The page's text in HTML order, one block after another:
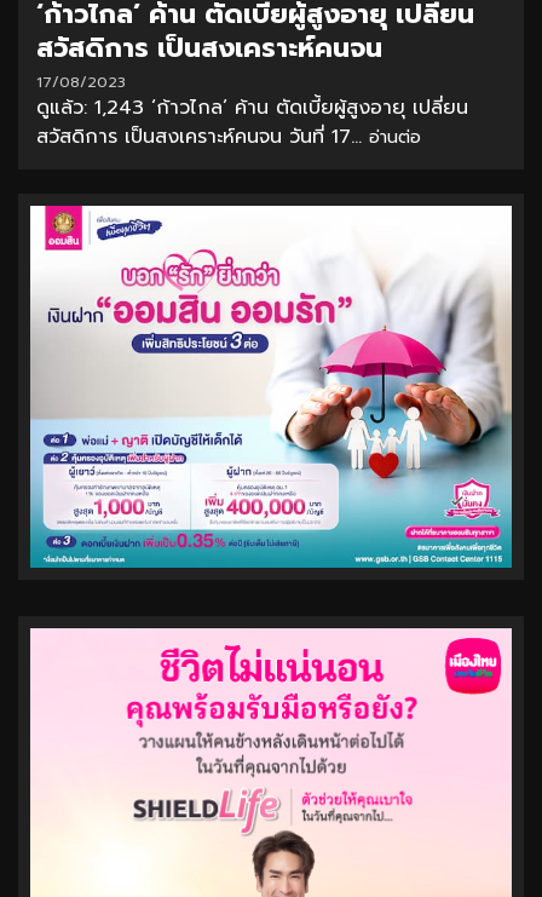
‘ก้าวไกล’ ค้าน ตัดเบี้ยผู้สูงอายุ เปลี่ยน
สวัสดิการ เป็นสงเคราะห์คนจน
17/08/2023
ดูแล้ว: 1,243 ‘ก้าวไกล’ ค้าน ตัดเบี้ยผู้สูงอายุ เปลี่ยน
สวัสดิการ เป็นสงเคราะห์คนจน วันที่ 17... อ่านต่อ